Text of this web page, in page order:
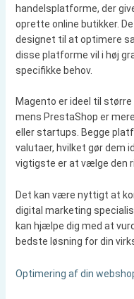
handelsplatforme, der
oprette online butikker.
designet til at optimere
disse platforme vil i høj
specifikke behov.
Magento er ideel til
mens PrestaShop er
eller startups. Begge
valutaer, hvilket gør dem
vigtigste er at vælge den
Det kan være nyttigt at
digital marketing
kan hjælpe dig med at
bedste løsning for din
Optimering af din